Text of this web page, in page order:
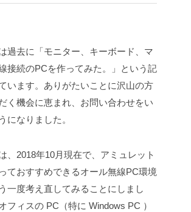
過去に「モニター、キーボード、マ
接続のPCを作ってみた。」という記
います。ありがたいことに沢山の方
く機会に恵まれ、お問い合わせをい
になりました。
、2018年10月現在で、アミュレット
ておすすめできるオール無線PC環境
一度考え直してみることにしまし
フィスの PC（特に Windows PC ）